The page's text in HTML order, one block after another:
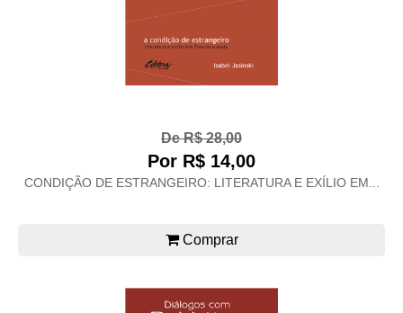
De R$ 28,00
Por R$ 14,00
CONDIÇÃO DE ESTRANGEIRO: LITERATURA E EXÍLIO EM...
Comprar